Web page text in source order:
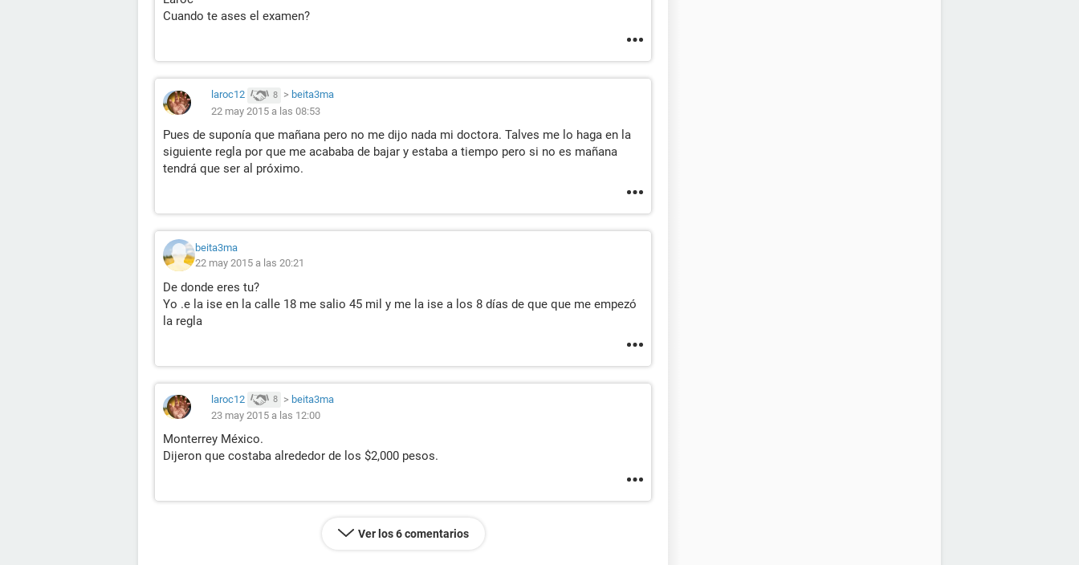
Cuando te ases el examen?
laroc12 8 > beita3ma
22 may 2015 a las 08:53
Pues de suponía que mañana pero no me dijo nada mi doctora. Talves me lo haga en la
siguiente regla por que me acababa de bajar y estaba a tiempo pero si no es mañana
tendrá que ser al próximo.
beita3ma
22 may 2015 a las 20:21
De donde eres tu?
Yo .e la ise en la calle 18 me salio 45 mil y me la ise a los 8 días de que que me empezó
la regla
laroc12 8 > beita3ma
23 may 2015 a las 12:00
Monterrey México.
Dijeron que costaba alrededor de los $2,000 pesos.
Ver los 6 comentarios